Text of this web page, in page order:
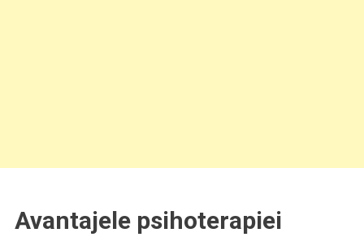
Avantajele psihoterapiei